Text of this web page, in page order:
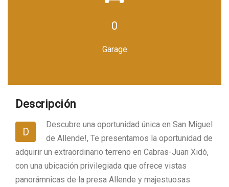
0
Garage
Descripción
D
Descubre una oportunidad única en San Miguel
de Allende!, Te presentamos la oportunidad de
adquirir un extraordinario terreno en Cabras-Juan Xidó,
con una ubicación privilegiada que ofrece vistas
panorámnicas de la presa Allende y majestuosas